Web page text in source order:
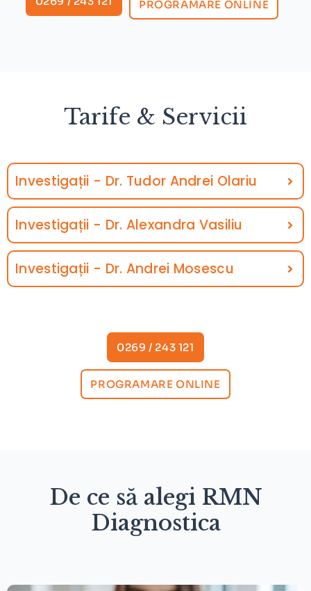
PROGRAMARE ONLINE
Tarife & Servicii
Investigații - Dr. Tudor Andrei Olariu
Investigații - Dr. Alexandra Vasiliu
Investigații - Dr. Andrei Mosescu
0269 / 243 121
PROGRAMARE ONLINE
De ce să alegi RMN
Diagnostica